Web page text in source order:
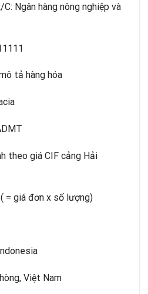
Ngân hàng nông nghiệp và
tả hàng hóa
theo giá CIF cảng Hải
= giá đơn x số lượng)
Việt Nam